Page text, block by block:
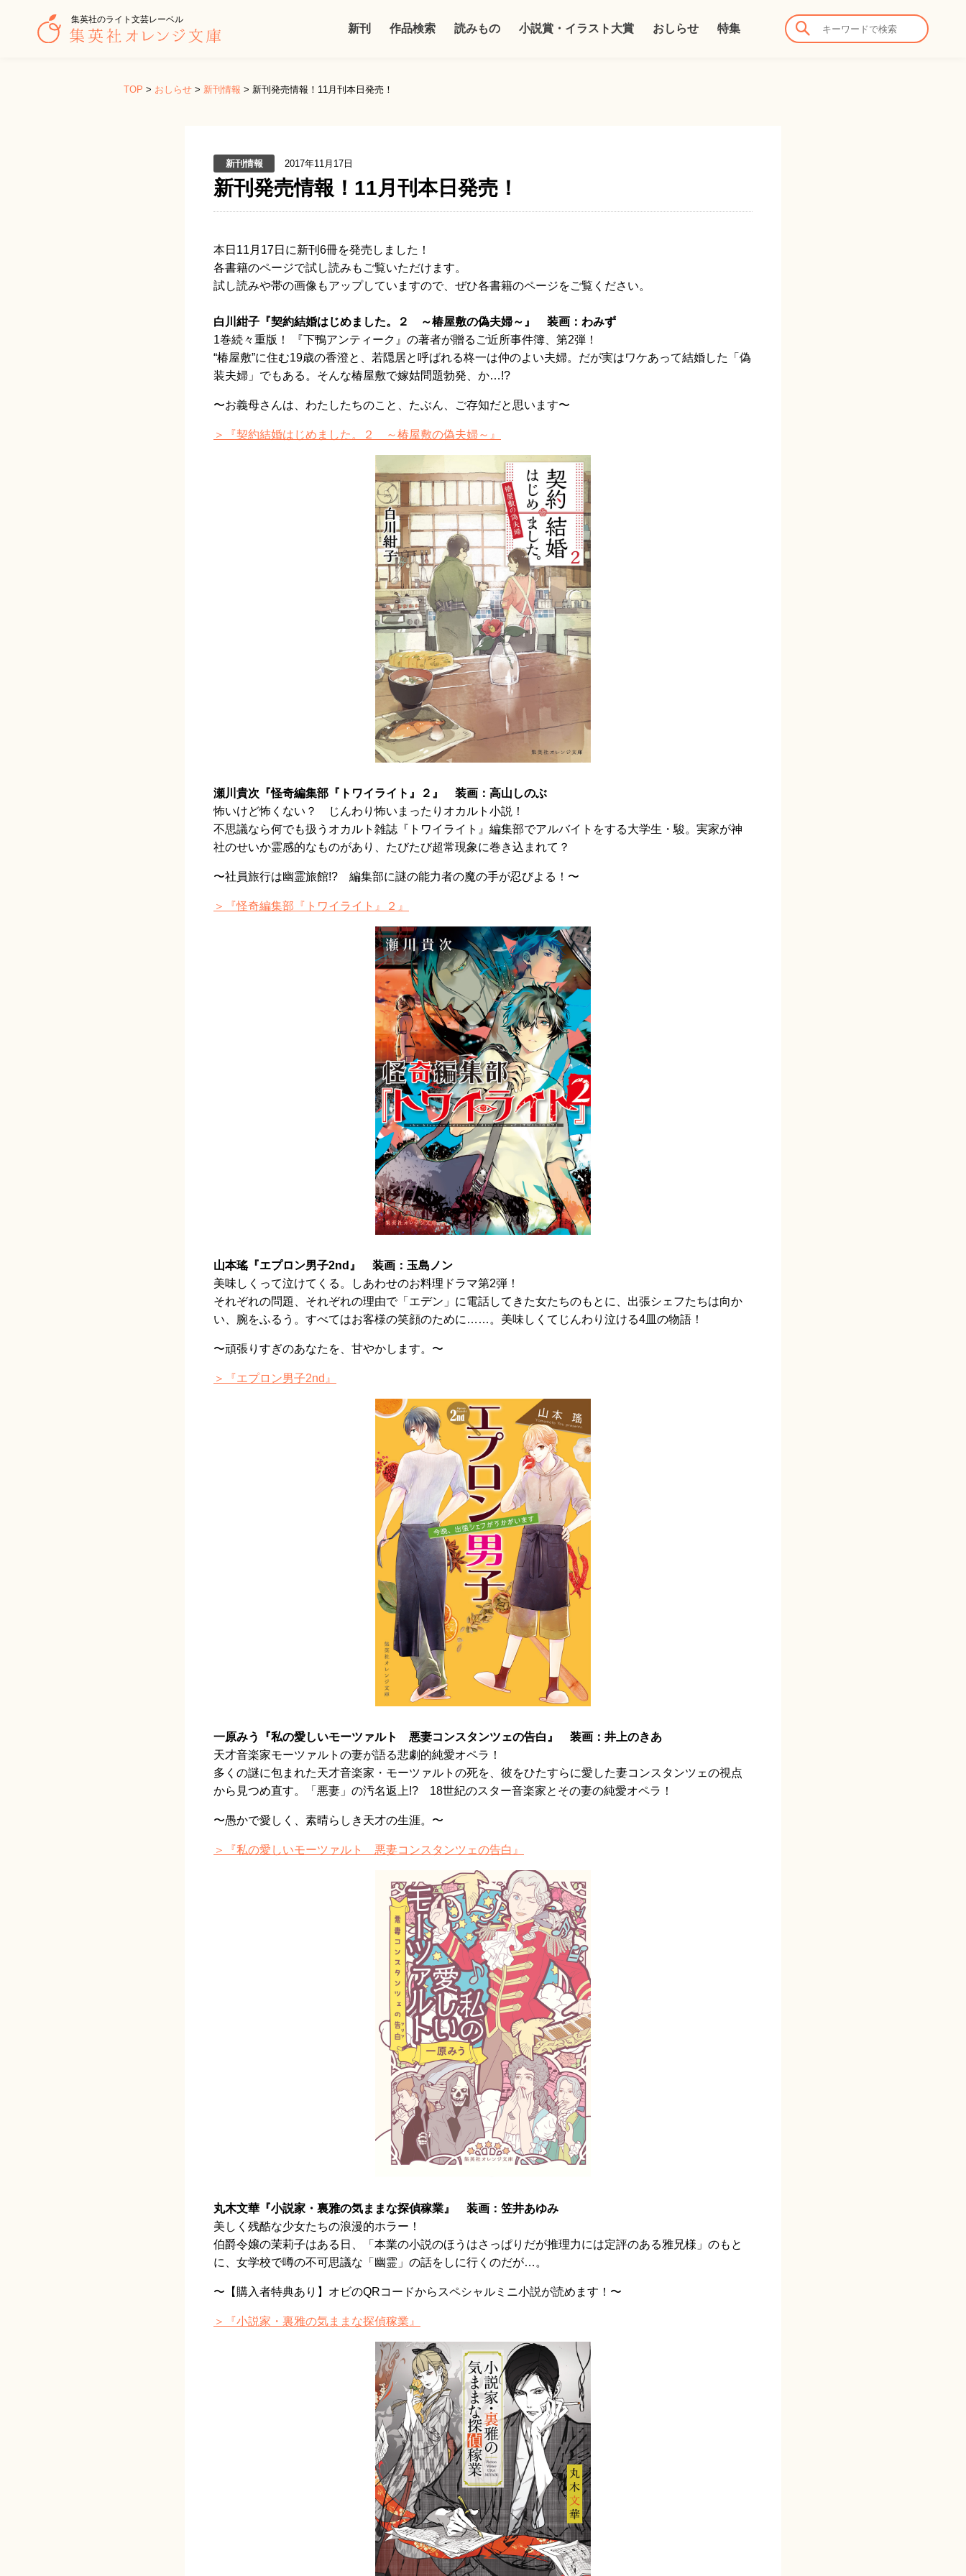
集英社のライト文芸レーベル
新刊 作品検索 読みもの 小説賞・イラスト大賞 おしらせ 特集
TOP > おしらせ > 新刊情報 > 新刊発売情報！11月刊本日発売！
新刊情報 2017年11月17日
新刊発売情報！11月刊本日発売！
本日11月17日に新刊6冊を発売しました！
各書籍のページで試し読みもご覧いただけます。
試し読みや帯の画像もアップしていますので、ぜひ各書籍のページをご覧ください。
白川紺子『契約結婚はじめました。２ ～椿屋敷の偽夫婦～』 装画：わみず
1巻続々重版！ 『下鴨アンティーク』の著者が贈るご近所事件簿、第2弾！
“椿屋敷”に住む19歳の香澄と、若隠居と呼ばれる柊一は仲のよい夫婦。だが実はワケあって結婚した「偽
装夫婦」でもある。そんな椿屋敷で嫁姑問題勃発、か…!?
〜お義母さんは、わたしたちのこと、たぶん、ご存知だと思います〜
＞『契約結婚はじめました。２ ～椿屋敷の偽夫婦～』
瀬川貴次『怪奇編集部『トワイライト』２』 装画：高山しのぶ
怖いけど怖くない？ じんわり怖いまったりオカルト小説！
不思議なら何でも扱うオカルト雑誌『トワイライト』編集部でアルバイトをする大学生・駿。実家が神
社のせいか霊感的なものがあり、たびたび超常現象に巻き込まれて？
〜社員旅行は幽霊旅館!? 編集部に謎の能力者の魔の手が忍びよる！〜
＞『怪奇編集部『トワイライト』２』
山本瑤『エプロン男子2nd』 装画：玉島ノン
美味しくって泣けてくる。しあわせのお料理ドラマ第2弾！
それぞれの問題、それぞれの理由で「エデン」に電話してきた女たちのもとに、出張シェフたちは向か
い、腕をふるう。すべてはお客様の笑顔のために……。美味しくてじんわり泣ける4皿の物語！
〜頑張りすぎのあなたを、甘やかします。〜
＞『エプロン男子2nd』
一原みう『私の愛しいモーツァルト 悪妻コンスタンツェの告白』 装画：井上のきあ
天才音楽家モーツァルトの妻が語る悲劇的純愛オペラ！
多くの謎に包まれた天才音楽家・モーツァルトの死を、彼をひたすらに愛した妻コンスタンツェの視点
から見つめ直す。「悪妻」の汚名返上!? 18世紀のスター音楽家とその妻の純愛オペラ！
〜愚かで愛しく、素晴らしき天才の生涯。〜
＞『私の愛しいモーツァルト 悪妻コンスタンツェの告白』
丸木文華『小説家・裏雅の気ままな探偵稼業』 装画：笠井あゆみ
美しく残酷な少女たちの浪漫的ホラー！
伯爵令嬢の茉莉子はある日、「本業の小説のほうはさっぱりだが推理力には定評のある雅兄様」のもと
に、女学校で噂の不可思議な「幽霊」の話をしに行くのだが…。
〜【購入者特典あり】オビのQRコードからスペシャルミニ小説が読めます！〜
＞『小説家・裏雅の気ままな探偵稼業』